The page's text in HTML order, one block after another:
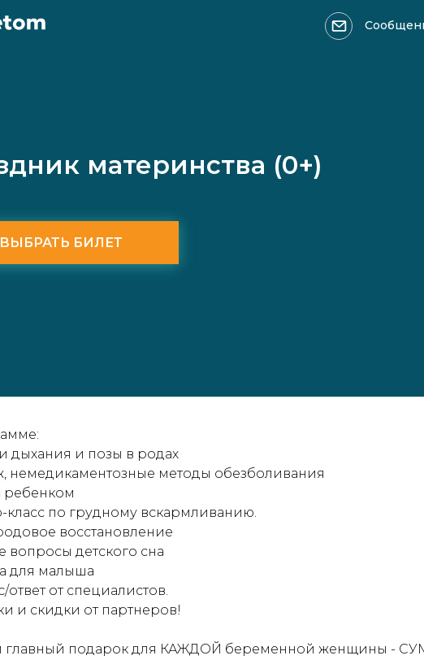
материнства (0+)
ВЫБРАТЬ БИЛЕТ
дыхания и позы в родах
немедикаментозные методы обезболивания
ребенком
класс по грудному вскармливанию.
восстановление
вопросы детского сна
для малыша
ответ от специалистов.
и скидки от партнеров!
главный подарок для КАЖДОЙ беременной женщины -